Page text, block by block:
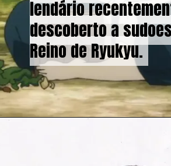
lendário
descoberto a
Reino de Ryukyu.
lendário
descoberto a
Reino de Ryukyu.